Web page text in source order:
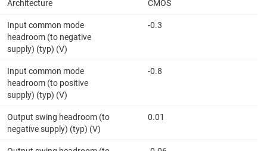
Architecture CMOS
Input common mode
headroom (to negative
supply) (typ) (V)
-0.3
Input common mode
headroom (to positive
supply) (typ) (V)
-0.8
Output swing headroom (to
negative supply) (typ) (V)
0.01